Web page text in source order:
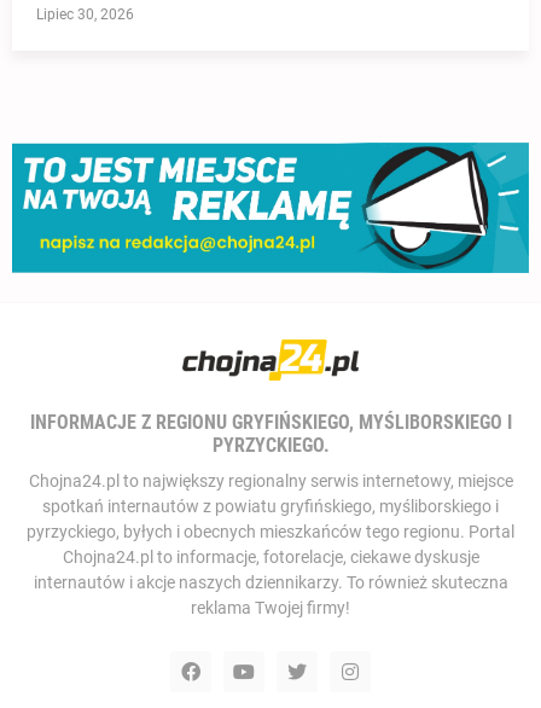
Lipiec 30, 2026
INFORMACJE Z REGIONU GRYFIŃSKIEGO, MYŚLIBORSKIEGO I
PYRZYCKIEGO.
Chojna24.pl to największy regionalny serwis internetowy, miejsce
spotkań internautów z powiatu gryfińskiego, myśliborskiego i
pyrzyckiego, byłych i obecnych mieszkańców tego regionu. Portal
Chojna24.pl to informacje, fotorelacje, ciekawe dyskusje
internautów i akcje naszych dziennikarzy. To również skuteczna
reklama Twojej firmy!